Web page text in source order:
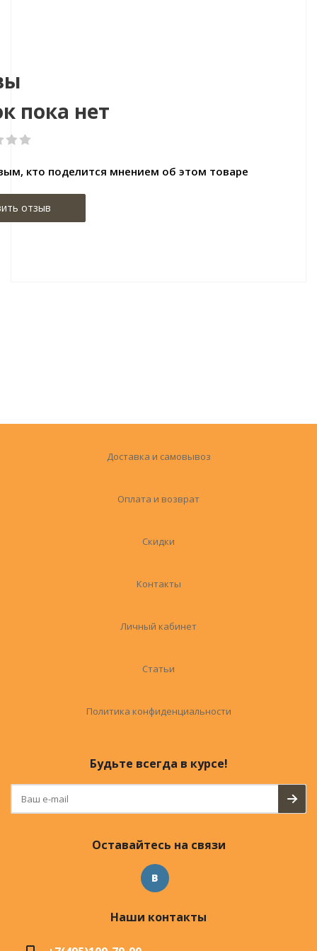
пока нет
кто поделится мнением об этом товаре
отзыв
Доставка и самовывоз
Оплата и возврат
Скидки
Контакты
Личный кабинет
Статьи
Политика конфиденциальности
Будьте всегда в курсе!
Оставайтесь на связи
Наши контакты